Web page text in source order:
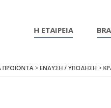
Η ΕΤΑΙΡΕΙΑ
ΠΡΟΪΟΝΤΑ>ΕΝΔΥΣΗ / ΥΠΟΔΗΣΗ >